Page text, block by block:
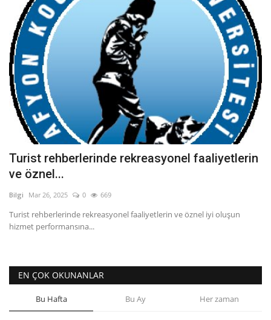
Turist rehberlerinde rekreasyonel faaliyetlerin
ve öznel...
Bilgi Mar 26, 2025 0 669
Turist rehberlerinde rekreasyonel faaliyetlerin ve öznel iyi oluşun
hizmet performansına...
EN ÇOK OKUNANLAR
Bu Hafta Bu Ay Her zaman